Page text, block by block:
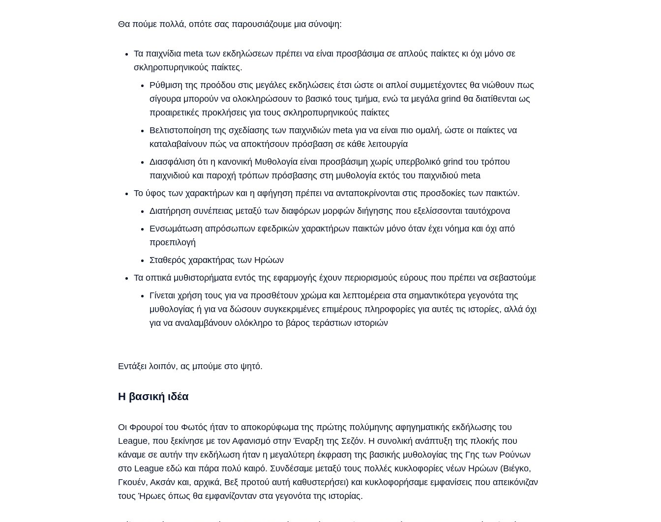
Θα πούμε πολλά, οπότε σας παρουσιάζουμε μια σύνοψη:
Τα παιχνίδια meta των εκδηλώσεων πρέπει να είναι προσβάσιμα σε απλούς παίκτες κι όχι μόνο σε
σκληροπυρηνικούς παίκτες.
Ρύθμιση της προόδου στις μεγάλες εκδηλώσεις έτσι ώστε οι απλοί συμμετέχοντες θα νιώθουν πως
σίγουρα μπορούν να ολοκληρώσουν το βασικό τους τμήμα, ενώ τα μεγάλα grind θα διατίθενται ως
προαιρετικές προκλήσεις για τους σκληροπυρηνικούς παίκτες
Βελτιστοποίηση της σχεδίασης των παιχνιδιών meta για να είναι πιο ομαλή, ώστε οι παίκτες να
καταλαβαίνουν πώς να αποκτήσουν πρόσβαση σε κάθε λειτουργία
Διασφάλιση ότι η κανονική Μυθολογία είναι προσβάσιμη χωρίς υπερβολικό grind του τρόπου
παιχνιδιού και παροχή τρόπων πρόσβασης στη μυθολογία εκτός του παιχνιδιού meta
Το ύφος των χαρακτήρων και η αφήγηση πρέπει να ανταποκρίνονται στις προσδοκίες των παικτών.
Διατήρηση συνέπειας μεταξύ των διαφόρων μορφών διήγησης που εξελίσσονται ταυτόχρονα
Ενσωμάτωση απρόσωπων εφεδρικών χαρακτήρων παικτών μόνο όταν έχει νόημα και όχι από
προεπιλογή
Σταθερός χαρακτήρας των Ηρώων
Τα οπτικά μυθιστορήματα εντός της εφαρμογής έχουν περιορισμούς εύρους που πρέπει να σεβαστούμε
Γίνεται χρήση τους για να προσθέτουν χρώμα και λεπτομέρεια στα σημαντικότερα γεγονότα της
μυθολογίας ή για να δώσουν συγκεκριμένες επιμέρους πληροφορίες για αυτές τις ιστορίες, αλλά όχι
για να αναλαμβάνουν ολόκληρο το βάρος τεράστιων ιστοριών
Εντάξει λοιπόν, ας μπούμε στο ψητό.
Η βασική ιδέα
Οι Φρουροί του Φωτός ήταν το αποκορύφωμα της πρώτης πολύμηνης αφηγηματικής εκδήλωσης του
League, που ξεκίνησε με τον Αφανισμό στην Έναρξη της Σεζόν. Η συνολική ανάπτυξη της πλοκής που
κάναμε σε αυτήν την εκδήλωση ήταν η μεγαλύτερη έκφραση της βασικής μυθολογίας της Γης των Ρούνων
στο League εδώ και πάρα πολύ καιρό. Συνδέσαμε μεταξύ τους πολλές κυκλοφορίες νέων Ηρώων (Βιέγκο,
Γκουέν, Ακσάν και, αρχικά, Βεξ προτού αυτή καθυστερήσει) και κυκλοφορήσαμε εμφανίσεις που απεικόνιζαν
τους Ήρωες όπως θα εμφανίζονταν στα γεγονότα της ιστορίας.